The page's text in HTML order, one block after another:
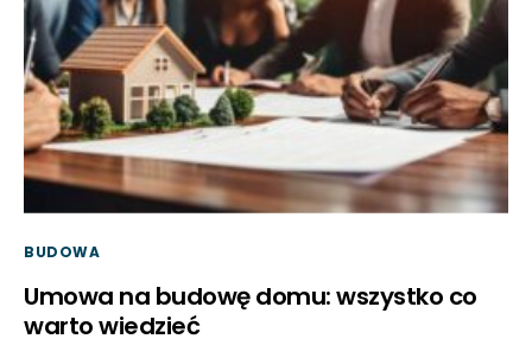
BUDOWA
Umowa na budowę domu: wszystko co
warto wiedzieć